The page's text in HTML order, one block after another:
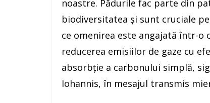
noastre. Pădurile fac parte din
biodiversitatea şi sunt cruciale
ce omenirea este angajată într-
reducerea emisiilor de gaze cu
absorbţie a carbonului simplă,
Iohannis, în mesajul transmis